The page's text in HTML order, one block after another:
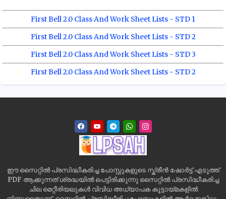
First Bell 2.0 Class And Work Sheet Lists - STD 1
First Bell 2.0 Class And Work Sheet Lists - STD 2
First Bell 2.0 Class And Work Sheet Lists - STD 3
First Bell 2.0 Class And Work Sheet Lists - STD 2
ഈ സൈറ്റിൽ പ്രസിദ്ധീകരിച്ച പോസ്റ്റുകളുടെ സ്ക്രീൻ ഷോർട്ട് എടുത്ത്
PDF ആക്കുന്നത് ശ്രദ്ധയിൽ പെട്ടിരിക്കുന്നു സൈറ്റിൽ പ്രസിദ്ധീകരിച്ച
ചില മെറ്റീരിയലുകൾ വിവിധ അധ്യാപക കൂട്ടായ്മകളിൽ